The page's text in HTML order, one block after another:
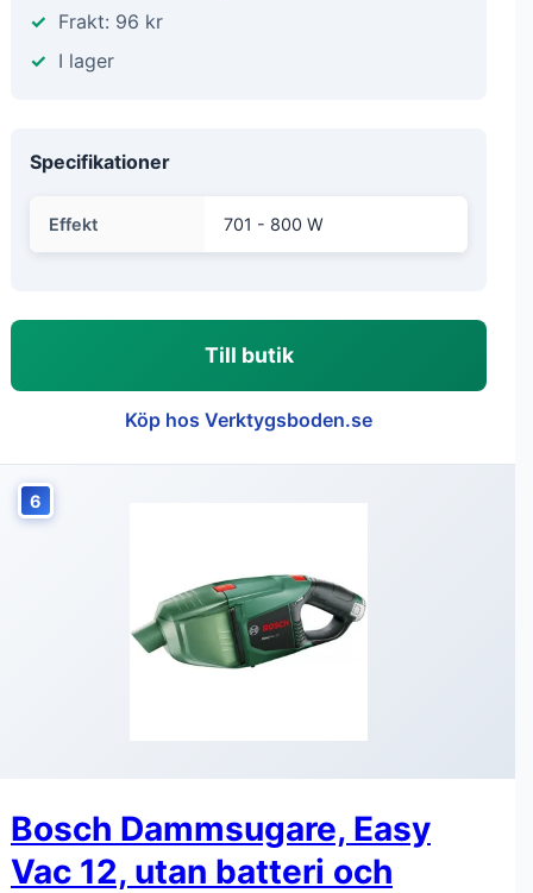
Frakt: 96 kr
I lager
Specifikationer
Effekt 701 - 800 W
Till butik
Köp hos Verktygsboden.se
6
Bosch Dammsugare, Easy
Vac 12, utan batteri och